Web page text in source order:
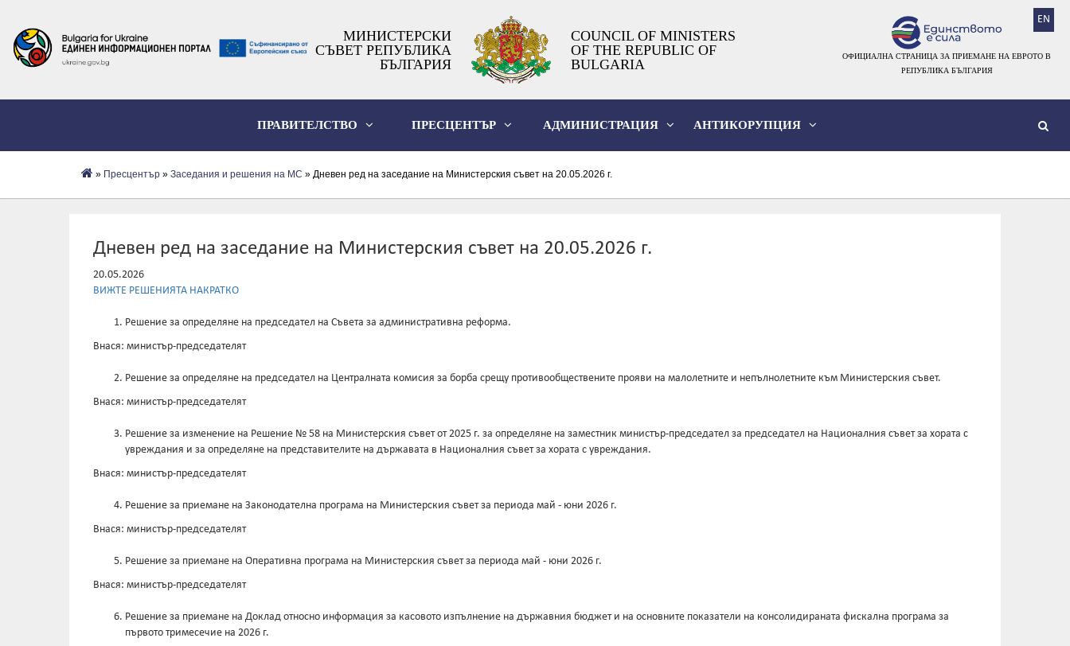
EN
МИНИСТЕРСКИ
СЪВЕТ РЕПУБЛИКА
БЪЛГАРИЯ
COUNCIL OF MINISTERS
OF THE REPUBLIC OF
BULGARIA
ОФИЦИАЛНА СТРАНИЦА ЗА ПРИЕМАНЕ НА ЕВРОТО В
РЕПУБЛИКА БЪЛГАРИЯ
ПРАВИТЕЛСТВО ПРЕСЦЕНТЪР АДМИНИСТРАЦИЯ АНТИКОРУПЦИЯ
» Пресцентър » Заседания и решения на МС » Дневен ред на заседание на Министерския съвет на 20.05.2026 г.
Дневен ред на заседание на Министерския съвет на 20.05.2026 г.
20.05.2026
ВИЖТЕ РЕШЕНИЯТА НАКРАТКО
Решение за определяне на председател на Съвета за административна реформа.
Внася: министър-председателят
Решение за определяне на председател на Централната комисия за борба срещу противообществените прояви на малолетните и непълнолетните към Министерския съвет.
Внася: министър-председателят
Решение за изменение на Решение № 58 на Министерския съвет от 2025 г. за определяне на заместник министър-председател за председател на Националния съвет за хората с
увреждания и за определяне на представителите на държавата в Националния съвет за хората с увреждания.
Внася: министър-председателят
Решение за приемане на Законодателна програма на Министерския съвет за периода май - юни 2026 г.
Внася: министър-председателят
Решение за приемане на Оперативна програма на Министерския съвет за периода май - юни 2026 г.
Внася: министър-председателят
Решение за приемане на Доклад относно информация за касовото изпълнение на държавния бюджет и на основните показатели на консолидираната фискална програма за
първото тримесечие на 2026 г.